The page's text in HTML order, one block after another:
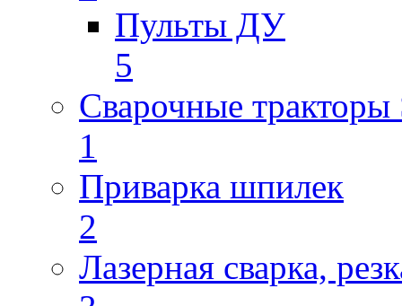
Пульты ДУ
5
Сварочные тракторы
1
Приварка шпилек
2
Лазерная сварка,